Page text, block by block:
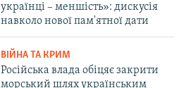
українці – меншість»: дискусія
навколо нової пам'ятної дати
ВІЙНА ТА КРИМ
Російська влада обіцяє закрити
морський шлях українським